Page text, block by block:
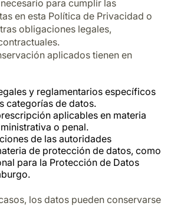
para cumplir las
en esta Política de Privacidad o
obligaciones legales,
aplicados tienen en
y reglamentarios específicos
categorías de datos.
aplicables en materia
o penal.
de las autoridades
de protección de datos, como
para la Protección de Datos
los datos pueden conservarse